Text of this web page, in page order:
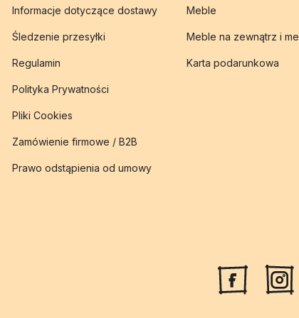
Informacje dotyczące dostawy
Śledzenie przesyłki
Regulamin
Polityka Prywatności
Pliki Cookies
Zamówienie firmowe / B2B
Prawo odstąpienia od umowy
Meble
Meble na zewnątrz i
Karta podarunkowa